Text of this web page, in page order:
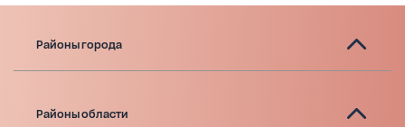
Районы города
Районы области